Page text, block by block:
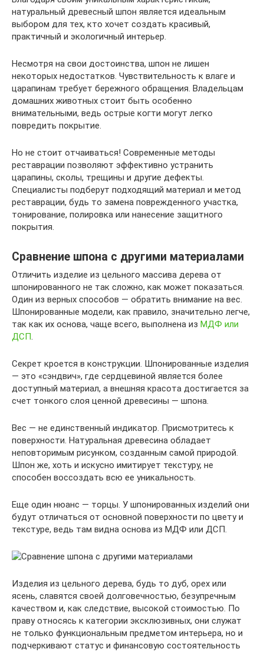
натуральный древесный шпон является идеальным
выбором для тех, кто хочет создать красивый,
практичный и экологичный интерьер.
Несмотря на свои достоинства, шпон не лишен
некоторых недостатков. Чувствительность к влаге и
царапинам требует бережного обращения. Владельцам
домашних животных стоит быть особенно
внимательными, ведь острые когти могут легко
повредить покрытие.
Но не стоит отчаиваться! Современные методы
реставрации позволяют эффективно устранить
царапины, сколы, трещины и другие дефекты.
Специалисты подберут подходящий материал и метод
реставрации, будь то замена поврежденного участка,
тонирование, полировка или нанесение защитного
покрытия.
Сравнение шпона с другими материалами
Отличить изделие из цельного массива дерева от
шпонированного не так сложно, как может показаться.
Один из верных способов — обратить внимание на вес.
Шпонированные модели, как правило, значительно легче,
так как их основа, чаще всего, выполнена из МДФ или
ДСП.
Секрет кроется в конструкции. Шпонированные изделия
— это «сэндвич», где сердцевиной является более
доступный материал, а внешняя красота достигается за
счет тонкого слоя ценной древесины — шпона.
Вес — не единственный индикатор. Присмотритесь к
поверхности. Натуральная древесина обладает
неповторимым рисунком, созданным самой природой.
Шпон же, хоть и искусно имитирует текстуру, не
способен воссоздать всю ее уникальность.
Еще один нюанс — торцы. У шпонированных изделий они
будут отличаться от основной поверхности по цвету и
текстуре, ведь там видна основа из МДФ или ДСП.
Изделия из цельного дерева, будь то дуб, орех или
ясень, славятся своей долговечностью, безупречным
качеством и, как следствие, высокой стоимостью. По
праву относясь к категории эксклюзивных, они служат
не только функциональным предметом интерьера, но и
подчеркивают статус и финансовую состоятельность